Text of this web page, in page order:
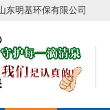
东明基环保有限公司